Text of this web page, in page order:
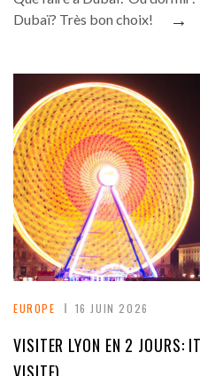
Dubaï? Très bon choix!
→
EUROPE 16 JUIN 2026
VISITER LYON EN 2 JOURS: